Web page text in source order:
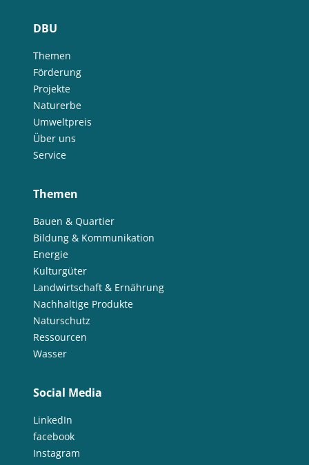
DBU
Themen
Förderung
Projekte
Naturerbe
Umweltpreis
Über uns
Service
Themen
Bauen & Quartier
Bildung & Kommunikation
Energie
Kulturgüter
Landwirtschaft & Ernährung
Nachhaltige Produkte
Naturschutz
Ressourcen
Wasser
Social Media
LinkedIn
facebook
Instagram